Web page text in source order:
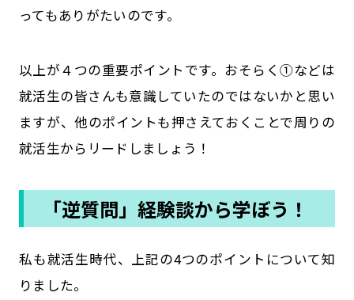
ってもありがたいのです。
以上が４つの重要ポイントです。おそらく①などは
就活生の皆さんも意識していたのではないかと思い
ますが、他のポイントも押さえておくことで周りの
就活生からリードしましょう！
「逆質問」経験談から学ぼう！
私も就活生時代、上記の4つのポイントについて知
りました。